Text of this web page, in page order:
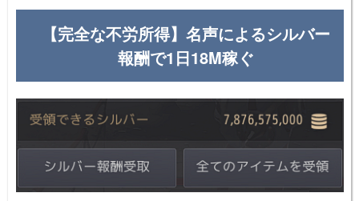
【完全な不労所得】名声によるシルバー
報酬で1日18M稼ぐ